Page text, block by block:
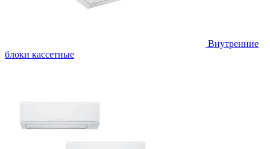
Внутренние
блоки кассетные